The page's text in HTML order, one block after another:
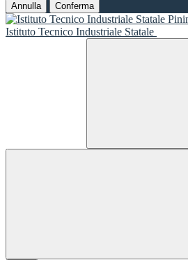
Annulla Conferma
Istituto Tecnico Industriale Statale